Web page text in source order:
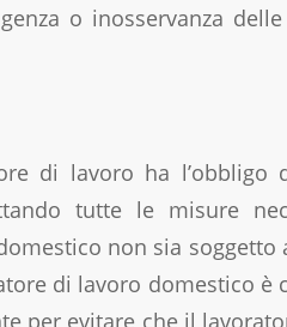
o inosservanza
di lavoro ha l’obbligo
tutte le misure
non sia soggetto
di lavoro domestico è
per evitare che il